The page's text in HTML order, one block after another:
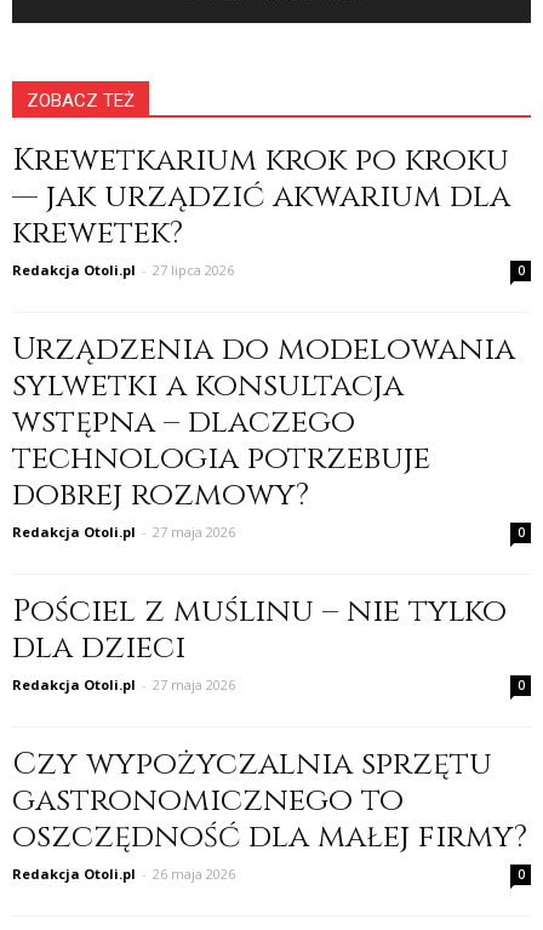
ZOBACZ TEŻ
Krewetkarium krok po kroku
— jak urządzić akwarium dla
krewetek?
Redakcja Otoli.pl - 27 lipca 2026 0
Urządzenia do modelowania
sylwetki a konsultacja
wstępna – dlaczego
technologia potrzebuje
dobrej rozmowy?
Redakcja Otoli.pl - 27 maja 2026 0
Pościel z muślinu – nie tylko
dla dzieci
Redakcja Otoli.pl - 27 maja 2026 0
Czy wypożyczalnia sprzętu
gastronomicznego to
oszczędność dla małej firmy?
Redakcja Otoli.pl - 26 maja 2026 0